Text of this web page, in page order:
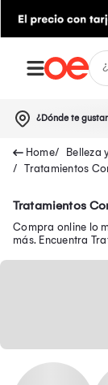
¿Dónde te
Belleza
Tratamientos
Tratamientos
Compra online lo
más. Encuentra